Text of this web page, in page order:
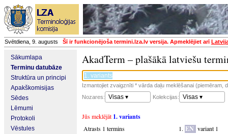
Svētdiena, 9. augusts Šī ir funkcionējoša termini.lza.lv versija. Apmeklējiet arī
Sākumlapa
Terminu datubāze
Struktūra un principi
Apakškomisijas
Sēdes
Lēmumi
Protokoli
Vēstules
AkadTerm – plašākā latviešu
Izmantojiet zvaigznīti * vārda daļu meklēšanai (piemēram,
Nozares:
Visas ▾ Kolekcijas: Visas ▾
Jūs meklējāt 1. variants
Atrasts 1 termins
EN variant 1